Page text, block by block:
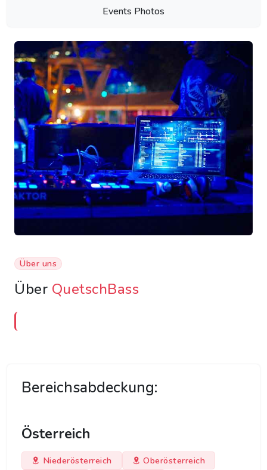
Events Photos
Über uns
Über QuetschBass
Bereichsabdeckung:
Österreich
Niederösterreich
Oberösterreich